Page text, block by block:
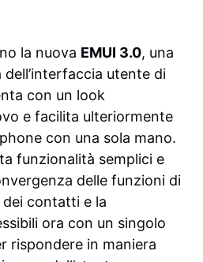
la nuova EMUI 3.0, una
utente di
con un look
e facilita ulteriormente
con una sola mano.
funzionalità semplici e
delle funzioni di
contatti e la
ora con un singolo
rispondere in maniera